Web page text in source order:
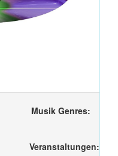
Musik Genres:
Veranstaltungen: